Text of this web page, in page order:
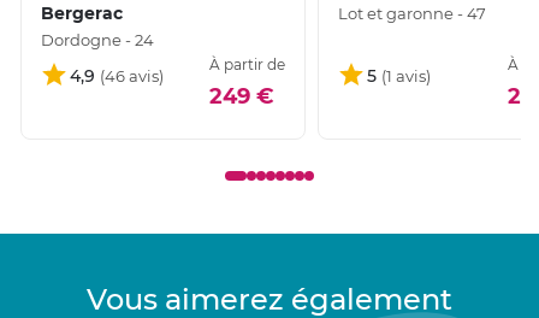
Bergerac
Dordogne - 24
4,9
À partir de
249 €
Lot et garonne - 47
5
À
Vous aimerez également